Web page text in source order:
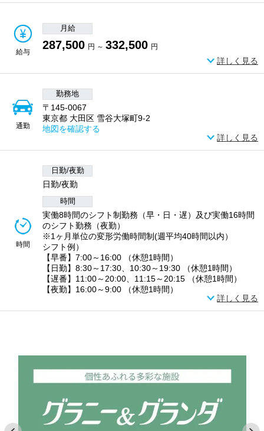
給与
月給
287,500 円 ～ 332,500 円
詳しく見る
通勤
勤務地
〒145-0067
東京都 大田区 雪谷大塚町9-2
地図を確認する
詳しく見る
時間
日勤/夜勤
日勤/夜勤
時間
実働8時間のシフト制勤務（早・日・遅）及び実働16時間
のシフト勤務（夜勤）
※1ヶ月単位の変形労働時間制(週平均40時間以内）
シフト例）
【早番】7:00～16:00 （休憩1時間）
【日勤】8:30～17:30、10:30～19:30 （休憩1時間）
【遅番】11:00～20:00、11:15～20:15 （休憩1時間）
【夜勤】16:00～9:00 （休憩1時間）
詳しく見る